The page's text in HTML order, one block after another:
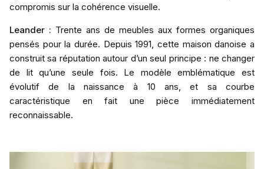
compromis sur la cohérence visuelle.
Leander : Trente ans de meubles aux formes organiques
pensés pour la durée. Depuis 1991, cette maison danoise a
construit sa réputation autour d’un seul principe : ne changer
de lit qu’une seule fois. Le modèle emblématique est
évolutif de la naissance à 10 ans, et sa courbe
caractéristique en fait une pièce immédiatement
reconnaissable.